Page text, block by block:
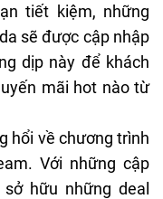
tiết kiệm, những
sẽ được cập nhập
dịp này để khách
mãi hot nào từ
hổi về chương trình
Với những cập
hữu những deal